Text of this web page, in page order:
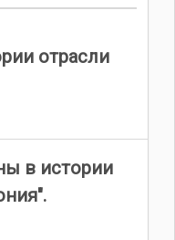
отрасли
в истории